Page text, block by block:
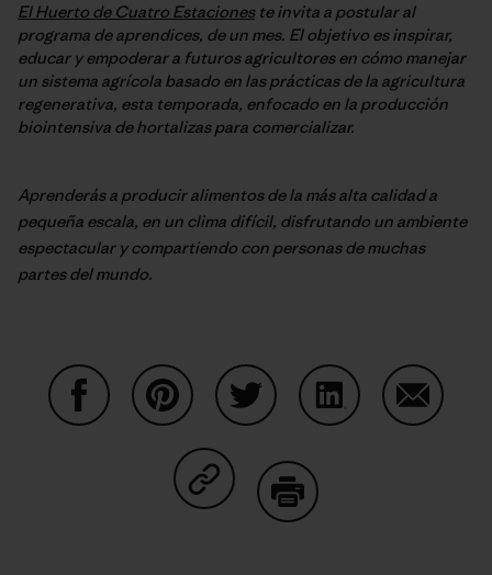
El Huerto de Cuatro Estacioneste invita a postular al
programa de aprendices, de un mes. El objetivo es inspirar,
educar y empoderar a futuros agricultores en cómo manejar
un sistema agrícola basado en las prácticas de la agricultura
regenerativa, esta temporada, enfocado en la producción
biointensiva de hortalizas para comercializar.
Aprenderás a producir alimentos de la más alta calidad a
pequeña escala, en un clima difícil, disfrutando un ambiente
espectacular y compartiendo con personas de muchas
partes del mundo.
Share on Copy Link